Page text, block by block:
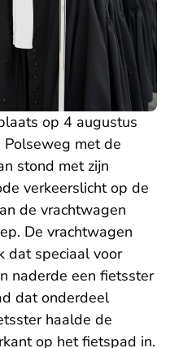
op 4 augustus
met de
stond met zijn
verkeerslicht op de
de vrachtwagen
De vrachtwagen
dat speciaal voor
naderde een fietsster
dat onderdeel
haalde de
op het fietspad in.